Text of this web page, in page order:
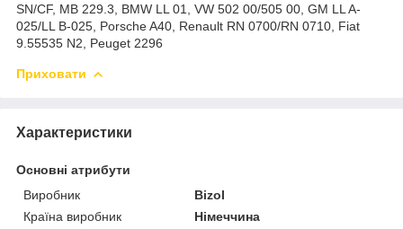
SN/CF, MB 229.3, BMW LL 01, VW 502 00/505 00, GM LL A-
025/LL B-025, Porsche A40, Renault RN 0700/RN 0710, Fiat
9.55535 N2, Peuget 2296
Приховати
Характеристики
Основні атрибути
Виробник
Bizol
Країна виробник
Німеччина